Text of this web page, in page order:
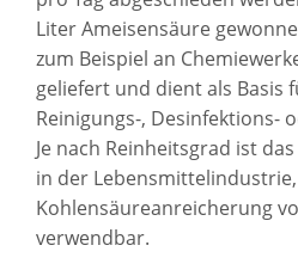
Liter Ameisensäure
zum Beispiel an
geliefert und dient als Basis
Reinigungs-, Desinfektions-
Je nach Reinheitsgrad ist
in der
Kohlensäureanreicherung
verwendbar.